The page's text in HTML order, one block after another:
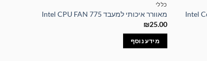
כללי
מאוורר איכותי למעבד Intel CPU FAN 775
₪25.00
מידע נוסף